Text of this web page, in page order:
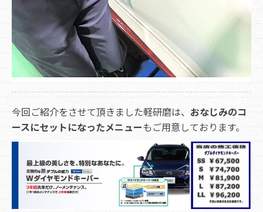
今回ご紹介をさせて頂きました軽研磨は、 おなじみのコ
ースにセットになったメニューもご用意しております。